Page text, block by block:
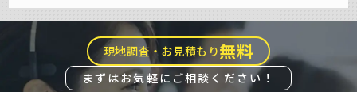
現地調査・お見積もり無料
まずはお気軽にご相談ください！